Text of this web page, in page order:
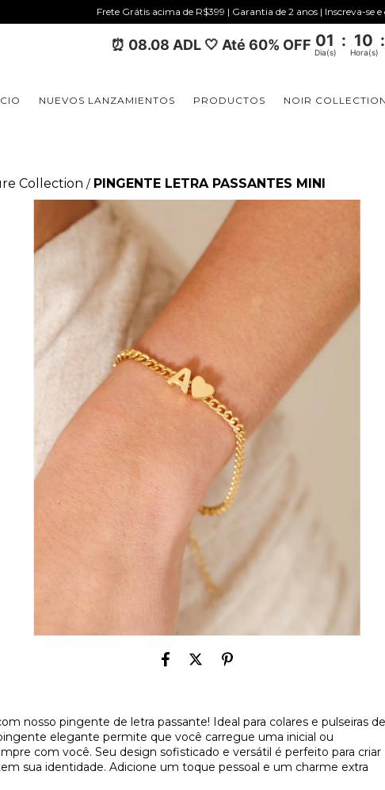
Frete Grátis acima de R$399 | Garantia de 2 anos | Inscreva-se
⏰ 08.08 ADL 🤍 Até 60% OFF 01 : 10 :
Dia(s) Hora(s)
NUEVOS LANZAMIENTOS PRODUCTOS NOIR COLLECTION
Collection / PINGENTE LETRA PASSANTES MINI
nosso pingente de letra passante! Ideal para colares e pulseiras de
elegante permite que você carregue uma inicial ou
com você. Seu design sofisticado e versátil é perfeito para criar
sua identidade. Adicione um toque pessoal e um charme extra